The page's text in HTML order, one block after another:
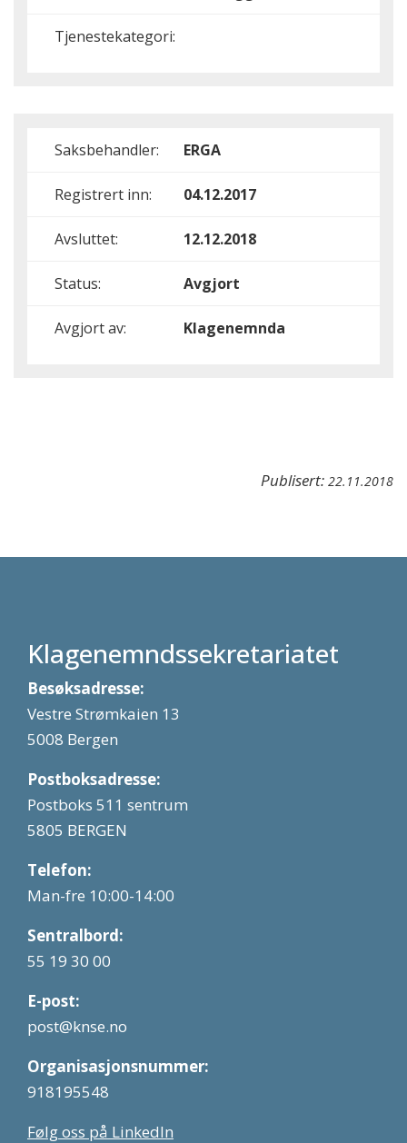
Tjenestekategori:
Saksbehandler: ERGA
Registrert inn: 04.12.2017
Avsluttet: 12.12.2018
Status: Avgjort
Avgjort av: Klagenemnda
Publisert: 22.11.2018
Klagenemndssekretariatet
Besøksadresse:
Vestre Strømkaien 13
5008 Bergen
Postboksadresse:
Postboks 511 sentrum
5805 BERGEN
Telefon:
Man-fre 10:00-14:00
Sentralbord:
55 19 30 00
E-post:
post@knse.no
Organisasjonsnummer:
918195548
Følg oss på LinkedIn